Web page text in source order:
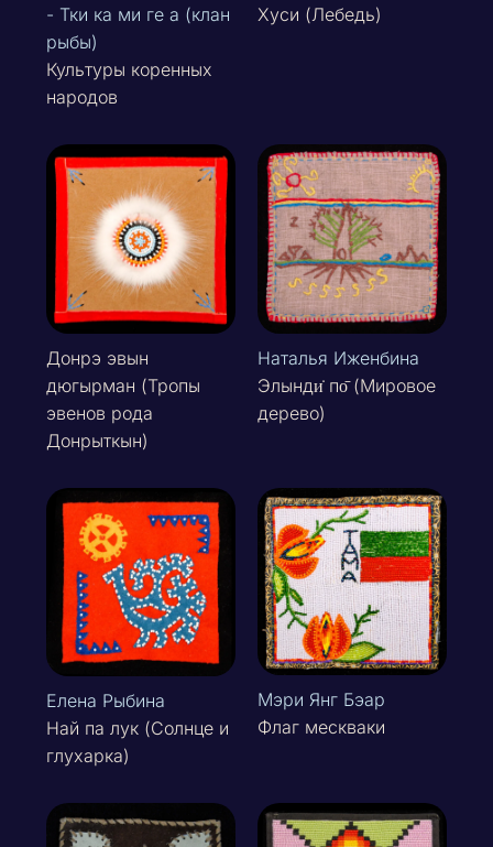
- Тки ка ми ге а (клан
рыбы)
Культуры коренных
народов
Хуси (Лебедь)
Донрэ эвын
дюгырман (Тропы
эвенов рода
Донрыткын)
Наталья Иженбина
Элынди̇ по̄ (Мировое
дерево)
Елена Рыбина
Най па лук (Солнце и
глухарка)
Мэри Янг Бэар
Флаг мескваки